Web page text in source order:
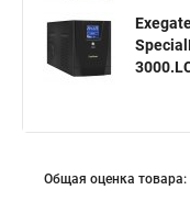
Общая оценка товара: